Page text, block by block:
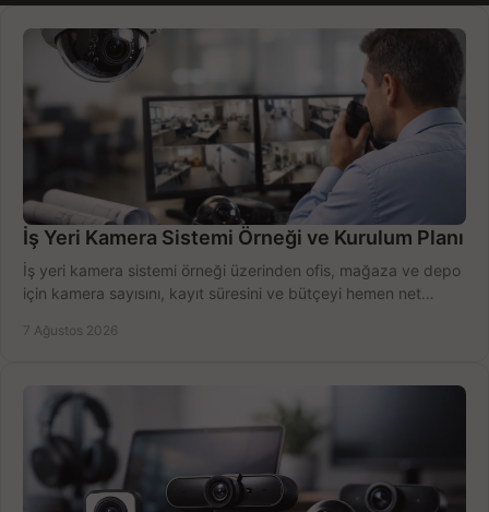
İş Yeri Kamera Sistemi Örneği ve Kurulum Planı
İş yeri kamera sistemi örneği üzerinden ofis, mağaza ve depo
için kamera sayısını, kayıt süresini ve bütçeyi hemen net
7 Ağustos 2026